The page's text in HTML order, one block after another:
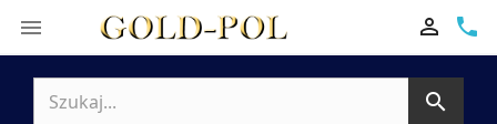
 phone

